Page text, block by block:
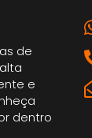
de
e
dentro